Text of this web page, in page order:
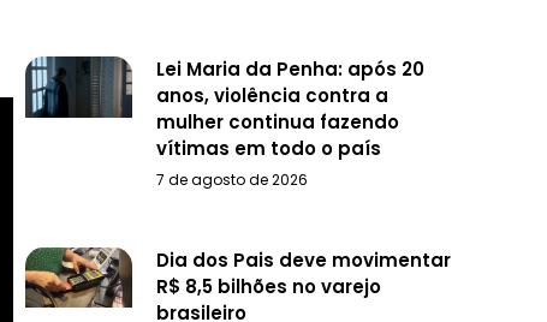
Lei Maria da Penha: após 20
anos, violência contra a
mulher continua fazendo
vítimas em todo o país
7 de agosto de 2026
Dia dos Pais deve movimentar
R$ 8,5 bilhões no varejo
brasileiro